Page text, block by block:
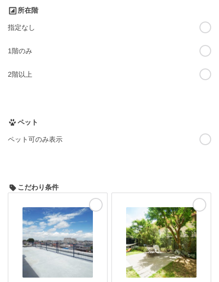
所在階
指定なし
1階のみ
2階以上
ペット
ペット可のみ表示
こだわり条件